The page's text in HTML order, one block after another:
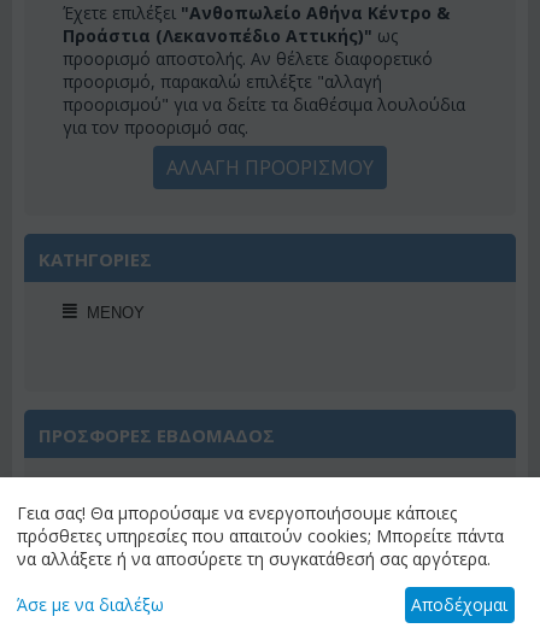
Έχετε επιλέξει "Ανθοπωλείο Αθήνα Κέντρο &
Προάστια (Λεκανοπέδιο Αττικής)" ως
προορισμό αποστολής. Αν θέλετε διαφορετικό
προορισμό, παρακαλώ επιλέξτε "αλλαγή
προορισμού" για να δείτε τα διαθέσιμα λουλούδια
για τον προορισμό σας.
ΑΛΛΑΓΗ ΠΡΟΟΡΙΣΜΟΥ
ΚΑΤΗΓΟΡΙΕΣ
ΜΕΝΟΎ
ΠΡΟΣΦΟΡΕΣ ΕΒΔΟΜΑΔΟΣ
Έκπτωση 22%
Γεια σας! Θα μπορούσαμε να ενεργοποιήσουμε κάποιες
πρόσθετες υπηρεσίες που απαιτούν cookies; Μπορείτε πάντα
να αλλάξετε ή να αποσύρετε τη συγκατάθεσή σας αργότερα.
Άσε με να διαλέξω Αποδέχομαι